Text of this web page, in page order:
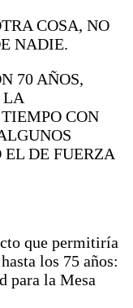
COSA, NO
NADIE.
70 AÑOS,
LA
CON
EL DE FUERZA
que permitiría
los 75 años:
para la Mesa